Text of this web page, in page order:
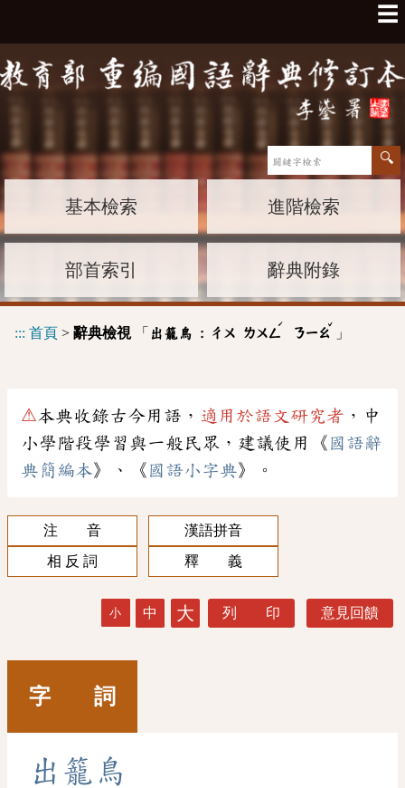
☰
基本檢索 進階檢索
部首索引 辭典附錄
::: 首頁 > 辭典檢視「 出籠鳥 : ㄔㄨ ㄌㄨㄥ
ˊ
ㄋㄧㄠ
ˇ
」
⚠本典收錄古今用語， 適用於語文研究者 ，中
小學階段學習與一般民眾，建議使用《 國語辭
典簡編本》、《 國語小字典》。
注 音
漢語拼音
相 反 詞
釋 義
小 中 大 列 印 意見回饋
字 詞
出 籠 鳥